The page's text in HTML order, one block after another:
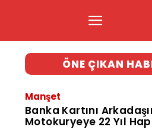
ÖNE ÇIKAN
Manşet
Banka Kartını
Motokuryeye 22 Yıl